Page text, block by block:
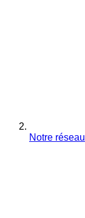
Notre réseau